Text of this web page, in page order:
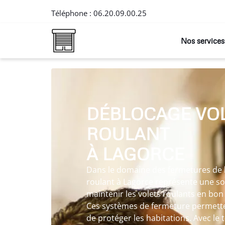
Téléphone : 06.20.09.00.25
Nos services
DÉBLOCAGE
ROULANT
À LAGORCE
Dans le domaine des fermetures de
roulant à Lagorce représente une
maintenir les volets roulants en
Ces systèmes de fermeture
de protéger les habitations. Avec le